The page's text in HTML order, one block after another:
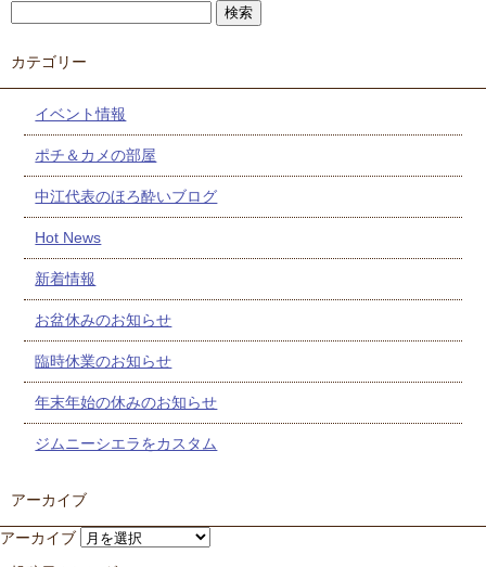
カテゴリー
イベント情報
ポチ＆カメの部屋
中江代表のほろ酔いブログ
Hot News
新着情報
お盆休みのお知らせ
臨時休業のお知らせ
年末年始の休みのお知らせ
ジムニーシエラをカスタム
アーカイブ
アーカイブ